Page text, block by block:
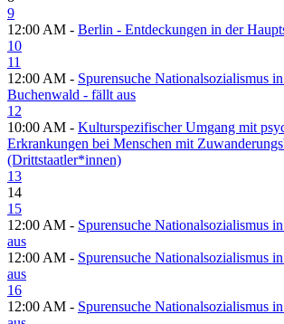
9
12:00 AM - Berlin - Entdeckungen in der
10
11
12:00 AM - Spurensuche Nationalsozialismus
Buchenwald - fällt aus
12
10:00 AM - Kulturspezifischer Umgang mit
Erkrankungen bei Menschen mit
(Drittstaatler*innen)
13
14
15
12:00 AM - Spurensuche Nationalsozialismus
aus
12:00 AM - Spurensuche Nationalsozialismus
aus
16
12:00 AM - Spurensuche Nationalsozialismus